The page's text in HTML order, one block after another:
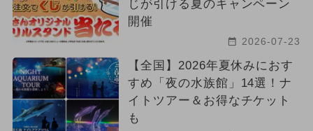
じが引ける夏のキャンペーン
開催
2026-07-23
【全国】2026年夏休みにおす
すめ「夜の水族館」14選！ナ
イトツアー＆お得なチケット
も